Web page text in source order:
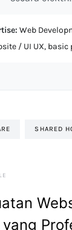
Web
/ UI UX,
SHARED